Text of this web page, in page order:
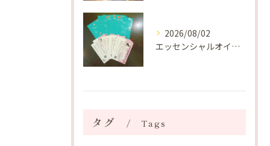
2026/08/02
エッセンシャルオイルプレゼントご当選番号発表 2026年8月
タグ Tags